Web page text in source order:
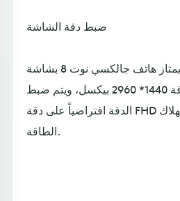
ضبط دقة الشاشة
يمتاز هاتف جالكسي نوت 8 بشاشة Super AMOLED
قياس 6.3 إنش وبدقة 1440* 2960 بيكسل، ويتم ضبط
الدقة افتراضياً على دقة FHD وذلك لتقليل استهلاك
الطاقة.